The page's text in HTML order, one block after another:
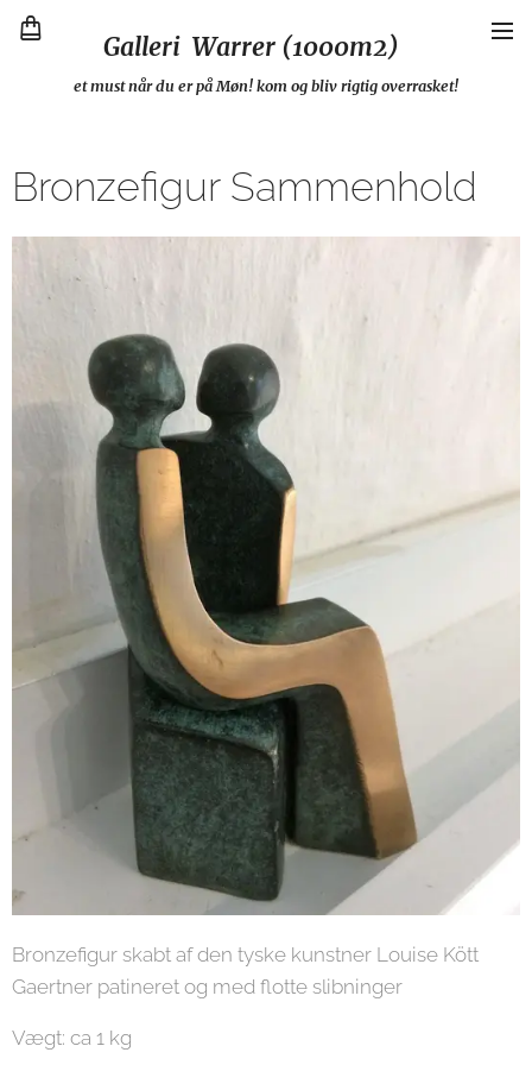
Galleri Warrer (1000m2)
et must når du er på Møn! kom og bliv rigtig overrasket!
Bronzefigur Sammenhold
Bronzefigur skabt af den tyske kunstner Louise Kött
Gaertner patineret og med flotte slibninger
Vægt: ca 1 kg